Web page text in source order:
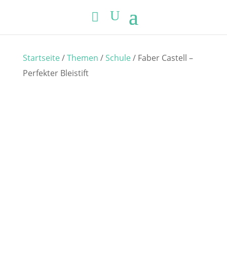
Startseite/Themen /Schule/ Faber Castell –
Perfekter Bleistift